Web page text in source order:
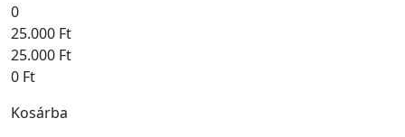
0
25.000 Ft
25.000 Ft
0 Ft
Kosárba